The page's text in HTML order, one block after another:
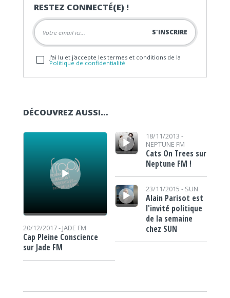
RESTEZ CONNECTÉ(E) !
J'ai lu et j'accepte les termes et conditions de la
Politique de confidentialité
DÉCOUVREZ AUSSI…
Lecteur audio
20/12/2017 - JADE FM
Cap Pleine Conscience
sur Jade FM
Lecteur audio18/11/2013 -
NEPTUNE FM
Cats On Trees sur
Neptune FM !
Lecteur audio
23/11/2015 - SUN
Alain Parisot est
l'invité politique
de la semaine
chez SUN